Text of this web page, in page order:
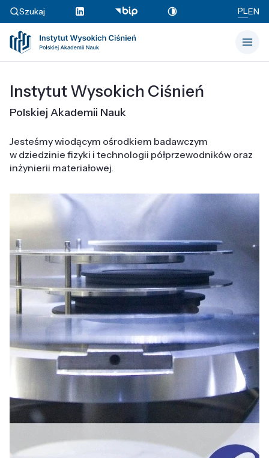
Szukaj PLEN
Instytut Wysokich Ciśnień
Polskiej Akademii Nauk
Jesteśmy wiodącym ośrodkiem badawczym
w dziedzinie fizyki i technologii półprzewodników oraz
inżynierii materiałowej.